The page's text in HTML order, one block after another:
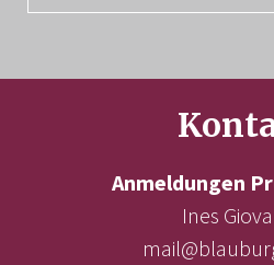
Anmeldungen
Ines